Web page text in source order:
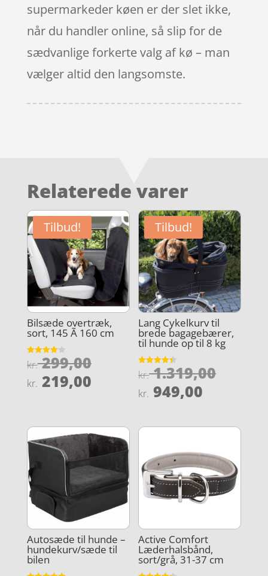
supermarkeder køen er der slet ikke,
når du handler online, så slip for de
sædvanlige forkerte valg af kø – man
vælger altid den langsomste.
Relaterede varer
Tilbud!
Bilsæde overtræk,
sort, 145 Ã 160 cm
Vurderet
4.1
kr.299,00Den
oprindelige
kr. 299,00.
kr. 219,00Den
aktuelle
er:
kr. 219,00.
Tilbud!
Lang Cykelkurv til
brede bagagebærer,
til hunde op til 8 kg
Vurderet
4.4
kr.1.319,00Den
kr.
kr. 949,00
pris
kr.
Autosæde til hunde –
hundekurv/sæde til
bilen
Active Comfort
Læderhalsbånd,
sort/grå, 31-37 cm